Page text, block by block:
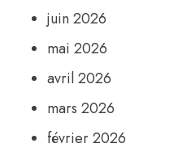
juin 2026
mai 2026
avril 2026
mars 2026
février 2026